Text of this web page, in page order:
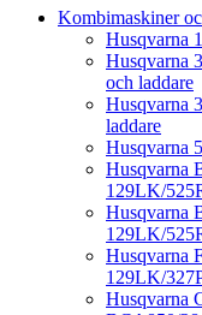
Kombimaskiner
Husqvarna
Husqvarna
och laddare
Husqvarna
laddare
Husqvarna
Husqvarna
129LK/
Husqvarna
129LK/
Husqvarna
129LK/
Husqvarna